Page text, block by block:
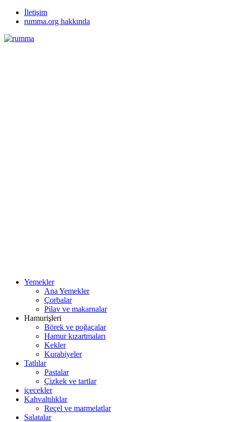
İletişim
rumma.org hakkında
Yemekler
Ana Yemekler
Çorbalar
Pilav ve makarnalar
Hamurişleri
Börek ve poğaçalar
Hamur kızartmaları
Kekler
Kurabiyeler
Tatlılar
Pastalar
Çizkek ve tartlar
içecekler
Kahvaltılıklar
Reçel ve marmelatlar
Salatalar